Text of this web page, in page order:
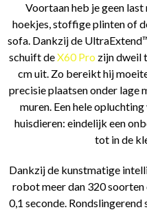
Voortaan heb je geen
hoekjes, stoffige plinten of
sofa. Dankzij de
schuift deX60 Pro zijn dweil
cm uit. Zo bereikt hij
precisie plaatsen onder lage
muren. Een hele
huisdieren: eindelijk een
tot in de
Dankzij de kunstmatige
robot meer dan 320
0,1 seconde.